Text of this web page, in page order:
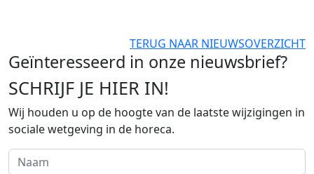
TERUG NAAR NIEUWSOVERZICHT
Geïnteresseerd in onze nieuwsbrief?
SCHRIJF JE HIER IN!
Wij houden u op de hoogte van de laatste wijzigingen in
sociale wetgeving in de horeca.